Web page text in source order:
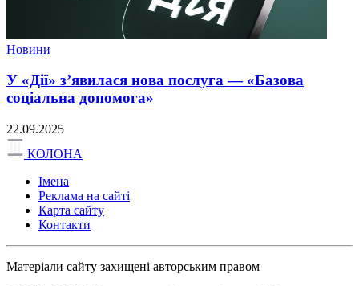
Новини
У «Дії» з’явилася нова послуга — «Базова
соціальна допомога»
22.09.2025
КОЛОНА
Імена
Реклама на сайті
Карта сайту
Контакти
Матеріали сайту захищені авторським правом